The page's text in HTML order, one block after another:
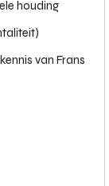
houding
van Frans